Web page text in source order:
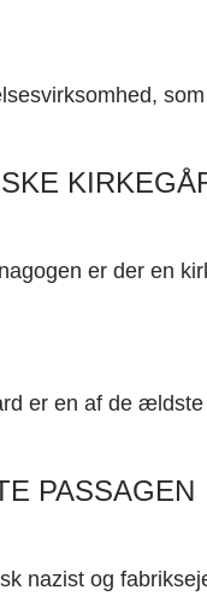
er der en
er en af de
PASSAGEN
nazist og